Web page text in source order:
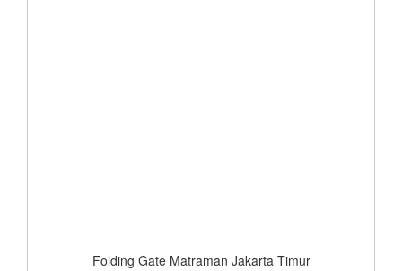
Folding Gate Matraman Jakarta Timur